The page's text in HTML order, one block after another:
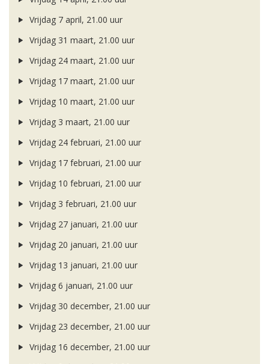
Vrijdag 7 april, 21.00 uur
Vrijdag 31 maart, 21.00 uur
Vrijdag 24 maart, 21.00 uur
Vrijdag 17 maart, 21.00 uur
Vrijdag 10 maart, 21.00 uur
Vrijdag 3 maart, 21.00 uur
Vrijdag 24 februari, 21.00 uur
Vrijdag 17 februari, 21.00 uur
Vrijdag 10 februari, 21.00 uur
Vrijdag 3 februari, 21.00 uur
Vrijdag 27 januari, 21.00 uur
Vrijdag 20 januari, 21.00 uur
Vrijdag 13 januari, 21.00 uur
Vrijdag 6 januari, 21.00 uur
Vrijdag 30 december, 21.00 uur
Vrijdag 23 december, 21.00 uur
Vrijdag 16 december, 21.00 uur